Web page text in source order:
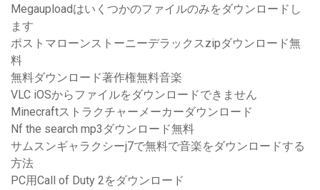
Megauploadはいくつかのファイルのみをダウンロードし
ます
ポストマローンストーニーデラックスzipダウンロード無
料
無料ダウンロード著作権無料音楽
VLC iOSからファイルをダウンロードできません
Minecraftストラクチャーメーカーダウンロード
Nf the search mp3ダウンロード無料
サムスンギャラクシーj7で無料で音楽をダウンロードする
方法
PC用Call of Duty 2をダウンロード